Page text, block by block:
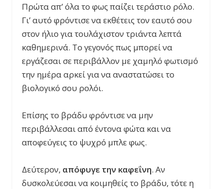
Πρώτα απ’ όλα το φως παίζει τεράστιο ρόλο.
Γι’ αυτό φρόντισε να εκθέτεις τον εαυτό σου
στον ήλιο για τουλάχιστον τριάντα λεπτά
καθημερινά. Το γεγονός πως μπορεί να
εργάζεσαι σε περιβάλλον με χαμηλό φωτισμό
την ημέρα αρκεί για να αναστατώσει το
βιολογικό σου ρολόι.
Επίσης το βράδυ φρόντισε να μην
περιβάλλεσαι από έντονα φώτα και να
αποφεύγεις το ψυχρό μπλε φως.
Δεύτερον, απόφυγε την καφεΐνη. Αν
δυσκολεύεσαι να κοιμηθείς το βράδυ, τότε η